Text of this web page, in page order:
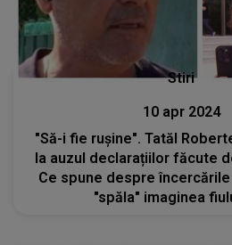
Stiri
10 apr 2024
"Să-i fie rușine". Tatăl
la auzul declarațiilor făcute
Ce spune despre
"spăla" imaginea